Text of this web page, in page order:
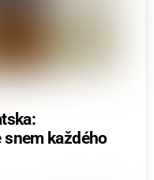
snem každého